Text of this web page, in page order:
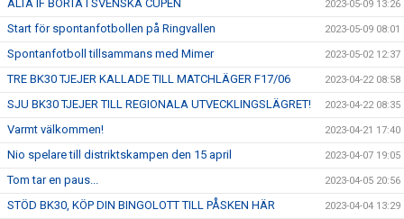
ÄLTA IF BORTA I SVENSKA CUPEN 2023-05-09 13:26
Start för spontanfotbollen på Ringvallen 2023-05-09 08:01
Spontanfotboll tillsammans med Mimer 2023-05-02 12:37
TRE BK30 TJEJER KALLADE TILL MATCHLÄGER F17/06 2023-04-22 08:58
SJU BK30 TJEJER TILL REGIONALA UTVECKLINGSLÄGRET! 2023-04-22 08:35
Varmt välkommen! 2023-04-21 17:40
Nio spelare till distriktskampen den 15 april 2023-04-07 19:05
Tom tar en paus... 2023-04-05 20:56
STÖD BK30, KÖP DIN BINGOLOTT TILL PÅSKEN HÄR 2023-04-04 13:29